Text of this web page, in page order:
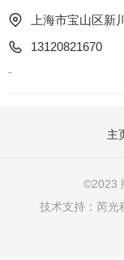
上海市宝山区新
13120821670
-
主
©2023
技术支持： 芮光